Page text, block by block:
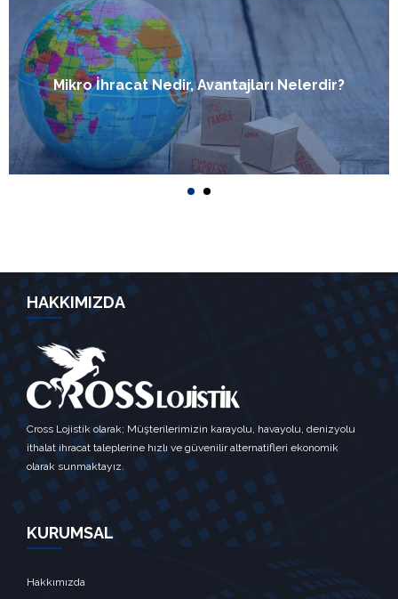
Mikro İhracat Nedir, Avantajları Nelerdir?
HAKKIMIZDA
Cross Lojistik olarak; Müşterilerimizin karayolu, havayolu, denizyolu
ithalat ihracat taleplerine hızlı ve güvenilir alternatifleri ekonomik
olarak sunmaktayız.
KURUMSAL
Hakkımızda